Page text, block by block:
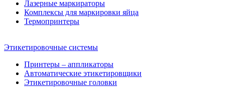
Лазерные маркираторы
Комплексы для маркировки яйца
Термопринтеры
Этикетировочные системы
Принтеры – аппликаторы
Автоматические этикетировщики
Этикетировочные головки